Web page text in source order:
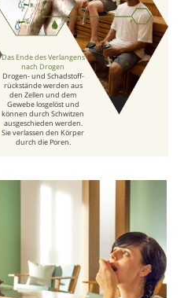
Das Ende des Verlangens
nach Drogen
Drogen- und Schadstoff­
rückstände werden aus
den Zellen und dem
Gewebe losgelöst und
können durch Schwitzen
ausgeschieden werden.
Sie verlassen den Körper
durch die Poren.